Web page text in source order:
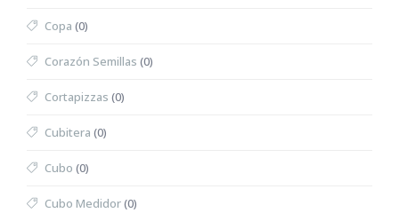
Copa (0)
Corazón Semillas (0)
Cortapizzas (0)
Cubitera (0)
Cubo (0)
Cubo Medidor(0)